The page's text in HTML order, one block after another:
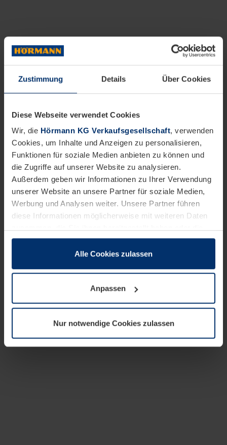
Zustimmung Details Über Cookies
Diese Webseite verwendet Cookies
Wir, die Hörmann KG Verkaufsgesellschaft, verwenden
Cookies, um Inhalte und Anzeigen zu personalisieren,
Funktionen für soziale Medien anbieten zu können und
die Zugriffe auf unserer Website zu analysieren.
Außerdem geben wir Informationen zu Ihrer Verwendung
unserer Website an unsere Partner für soziale Medien,
Werbung und Analysen weiter. Unsere Partner führen
diese Informationen möglicherweise mit weiteren Daten
sie im Rahmen Ihrer Nutzung der Dienste gesammelt
wenn diese für den Betrieb dieser Seite unbedingt
notwendig sind. Für alle anderen Cookie-Typen benötigen
wir Ihre Erlaubnis. Ihre Einwilligung können Sie jederzeit
Datenschutzerklärungunserer Website ändern oder
widerrufen.
Alle Cookies zulassen
Anpassen
Nur notwendige Cookies zulassen